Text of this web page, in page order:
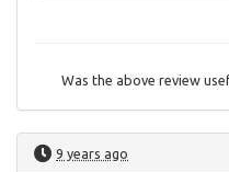
Was the above review
9 years ago